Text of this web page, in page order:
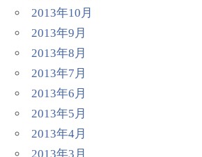
2013年10月
2013年9月
2013年8月
2013年7月
2013年6月
2013年5月
2013年4月
2013年3月